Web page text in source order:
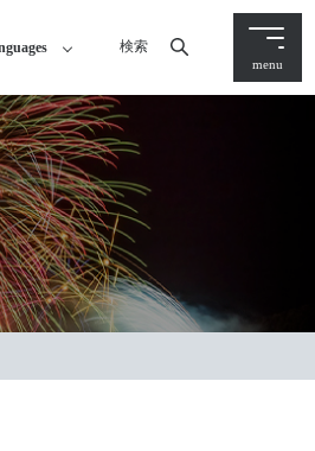
検索
menu